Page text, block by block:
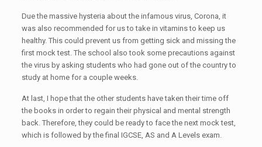
Due the massive hysteria about the infamous virus, Corona, it
was also recommended for us to take in vitamins to keep us
healthy. This could prevent us from getting sick and missing the
first mock test. The school also took some precautions against
the virus by asking students who had gone out of the country to
study at home for a couple weeks.
At last, I hope that the other students have taken their time off
the books in order to regain their physical and mental strength
back. Therefore, they could be ready to face the next mock test,
which is followed by the final IGCSE, AS and A Levels exam.